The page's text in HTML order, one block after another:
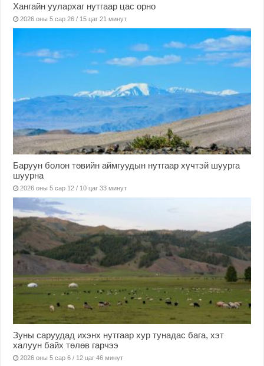
Хангайн уулархаг нутгаар цас орно
2026 оны 5 сар 26 / 15 цаг 21 минут
Баруун болон төвийн аймгуудын нутгаар хүчтэй шуурга
шуурна
2026 оны 5 сар 12 / 10 цаг 33 минут
Зуны саруудад ихэнх нутгаар хур тунадас бага, хэт
халуун байх төлөв гарчээ
2026 оны 5 сар 6 / 12 цаг 46 минут